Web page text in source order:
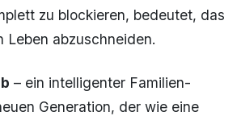
zu blockieren, bedeutet, das
Leben abzuschneiden.
– ein intelligenter Familien-
Generation, der wie eine